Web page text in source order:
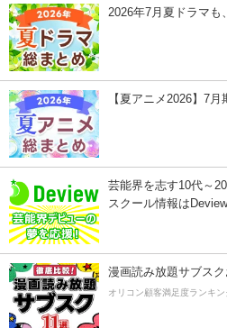
2026年7月夏ドラマも
【夏アニメ2026】7
芸能界を志す10代～
スクール情報はDeview
漫画読み放題サブスク
オリコン顧客満足度ランキン